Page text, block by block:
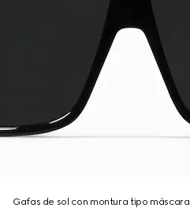
Gafas de sol con montura tipo máscara